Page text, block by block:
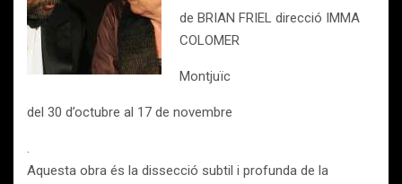
de BRIAN FRIEL direcció IMMA
COLOMER
Montjuïc
del 30 d’octubre al 17 de novembre
.
Aquesta obra és la dissecció subtil i profunda de la